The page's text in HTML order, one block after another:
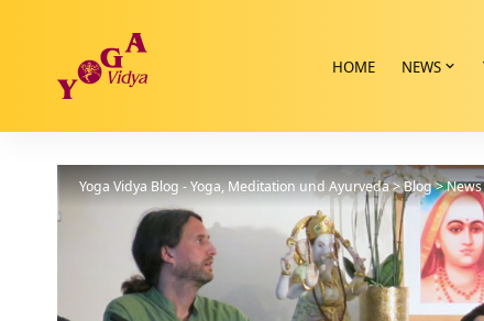
HOME NEWS
Yoga Vidya Blog - Yoga, Meditation und Ayurveda>Blog>News